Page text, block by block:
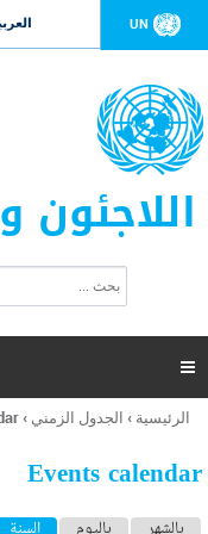
UN
اللاجئون
ت
ر
ل
ح
ب

أنت
هنا
الرئيسية › الجدول الزمني ›
Events calendar